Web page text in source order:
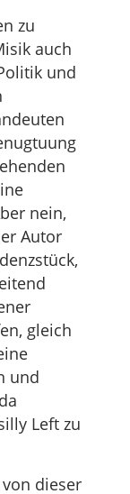
zu
auch
und
nein,
Autor
gleich
und
Left zu
dieser